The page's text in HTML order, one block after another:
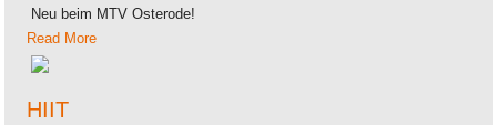
Neu beim MTV Osterode!
Read More
HIIT